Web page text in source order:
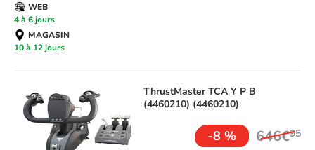
WEB
4 à 6 jours
MAGASIN
10 à 12 jours
ThrustMasterTCA Y P B
(4460210) (4460210)
-8 % 646€95